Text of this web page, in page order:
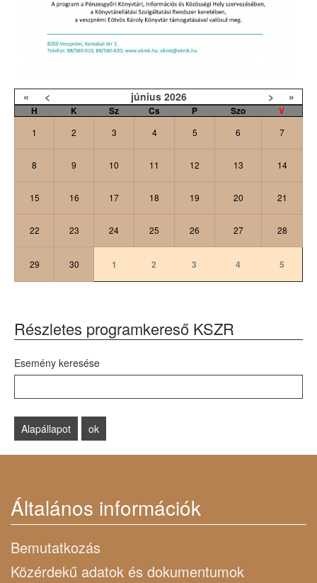
« < június 2026 > »
H K Sz Cs P Szo V
1 2 3 4 5 6 7
8 9 10 11 12 13 14
15 16 17 18 19 20 21
22 23 24 25 26 27 28
29 30 1 2 3 4 5
Részletes programkereső KSZR
Esemény keresése
Általános információk
Bemutatkozás
Közérdekű adatok és dokumentumok